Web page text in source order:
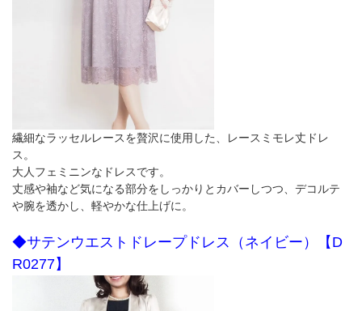
繊細なラッセルレースを贅沢に使用した、レースミモレ丈ドレ
ス。
大人フェミニンなドレスです。
丈感や袖など気になる部分をしっかりとカバーしつつ、デコルテ
や腕を透かし、軽やかな仕上げに。
◆サテンウエストドレープドレス（ネイビー）【D
R0277】